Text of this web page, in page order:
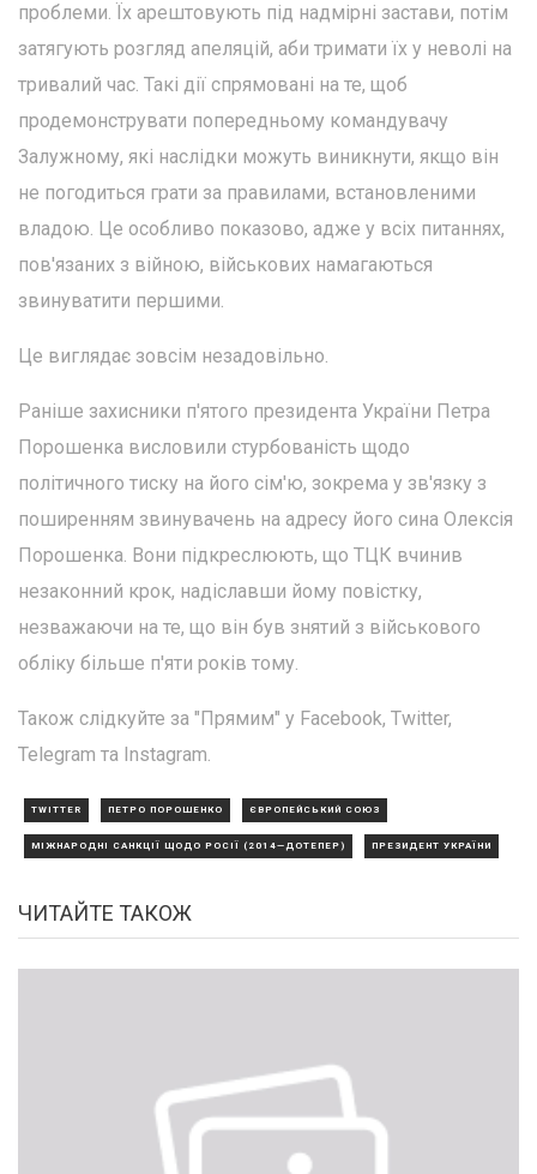
проблеми. Їх арештовують під надмірні застави, потім
затягують розгляд апеляцій, аби тримати їх у неволі на
тривалий час. Такі дії спрямовані на те, щоб
продемонструвати попередньому командувачу
Залужному, які наслідки можуть виникнути, якщо він
не погодиться грати за правилами, встановленими
владою. Це особливо показово, адже у всіх питаннях,
пов'язаних з війною, військових намагаються
звинуватити першими.
Це виглядає зовсім незадовільно.
Раніше захисники п'ятого президента України Петра
Порошенка висловили стурбованість щодо
політичного тиску на його сім'ю, зокрема у зв'язку з
поширенням звинувачень на адресу його сина Олексія
Порошенка. Вони підкреслюють, що ТЦК вчинив
незаконний крок, надіславши йому повістку,
незважаючи на те, що він був знятий з військового
обліку більше п'яти років тому.
Також слідкуйте за "Прямим" у Facebook, Twitter,
Telegram та Instagram.
TWITTER ПЕТРО ПОРОШЕНКО ЄВРОПЕЙСЬКИЙ СОЮЗ
МІЖНАРОДНІ САНКЦІЇ ЩОДО РОСІЇ (2014—ДОТЕПЕР) ПРЕЗИДЕНТ УКРАЇНИ
ЧИТАЙТЕ ТАКОЖ